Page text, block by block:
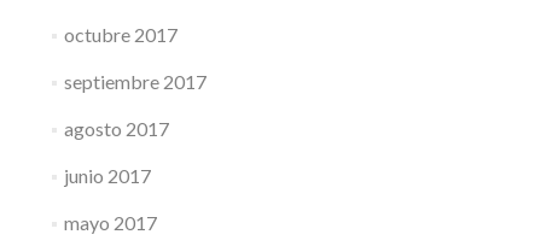
octubre 2017
septiembre 2017
agosto 2017
junio 2017
mayo 2017